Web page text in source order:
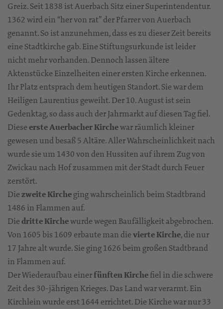
Greiz. Seit 1838 ist Auerbach Sitz einer Superintendentur.
1362 wird ein “her von rat” der Pfarrer von Auerbach
genannt. So ist anzunehmen, dass es zu dieser Zeit bereits
eine Stadtkirche gab. Eine Stiftungsurkunde ist leider
nicht mehr vorhanden. Dennoch lassen ältere
Aktenstücke Einzelheiten einer ersten Kirche erkennen.
Ihr Platz entsprach dem heutigen Standort. Sie war dem
Heiligen Laurentius geweiht. Der 10. August ist sein
Gedenktag, so dass auch der Jahrmarkt auf diesen Tag fiel.
Dieseerste Auerbacher Kirchewar räumlich kleiner
gewesen und besaß 5 Altäre. Aller Wahrscheinlichkeit nach
wurde sie um 1430 von den Hussiten auf ihrem Zug von
Zwickau nach Hof zusammen mit der Stadt durch Feuer
zerstört.
Diezweite Kircheging wahrscheinlich beim Stadtbrand
1486 in Flammen auf.
Diedritte Kirchewurde wegen Baufälligkeit abgebrochen.
Von 1605 bis 1609 erbaute man dievierte Kirche, die nur
17 Jahre alt wurde. Sie ging 1626 beim großen Stadtbrand
in Flammen auf.
Der Wiederaufbau einerfünften Kirchefiel in die schwere
Zeit des 30-jährigen Krieges. Das Land war verarmt. Ein
Kirchlein wurde erst 1644 errichtet. Die Kirche war nur 33